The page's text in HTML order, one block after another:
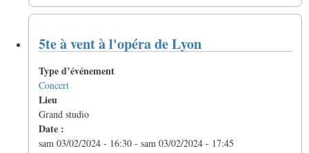
Le
Nayrac
5te à vent à l'opéra de Lyon
Type d’événement
Concert
Lieu
Grand studio
Date :
sam 03/02/2024 - 16:30 - sam 03/02/2024 - 17:45